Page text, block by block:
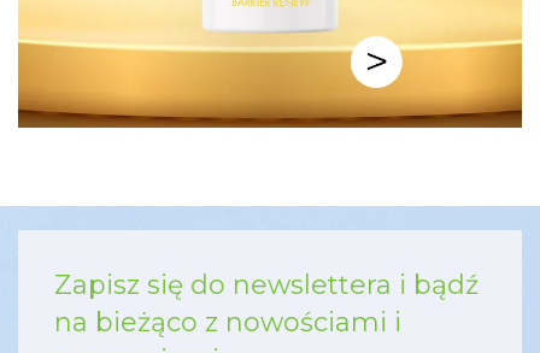
Zapisz się do newslettera i bądź
na bieżąco z nowościami i